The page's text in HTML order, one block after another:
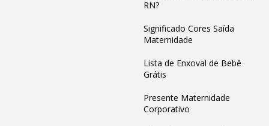
RN?
Significado Cores Saída
Maternidade
Lista de Enxoval de Bebê
Grátis
Presente Maternidade
Corporativo